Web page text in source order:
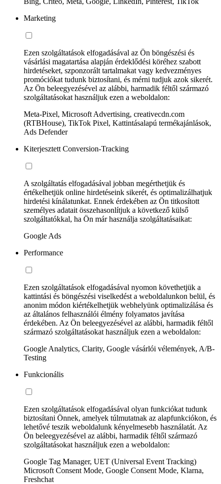
Marketing
Ezen szolgáltatások elfogadásával az Ön böngészési és
vásárlási magatartása alapján érdeklődési köréhez szabott
hirdetéseket, szponzorált tartalmakat vagy kedvezményes
promóciókat tudunk biztosítani, és mérni tudjuk azok sikerét.
Az Ön beleegyezésével az alábbi, harmadik féltől származó
szolgáltatásokat használjuk ezen a weboldalon:
Meta-Pixel, Microsoft Advertising, creativecdn.com
(RTBHouse), TikTok Pixel, Kattintásalapú termékajánlások,
Ads Defender
Kiterjesztett Conversion-Tracking
A szolgáltatás elfogadásával jobban megérthetjük és
értékelhetjük online hirdetéseink sikerét, és optimalizálhatjuk
hirdetési kínálatunkat. Ennek érdekében az Ön titkosított
személyes adatait összehasonlítjuk a következő külső
szolgáltatókkal, ha Ön már használja szolgáltatásaikat:
Google Ads
Performance
Ezen szolgáltatások elfogadásával nyomon követhetjük a
kattintási és böngészési viselkedést a weboldalunkon belül, és
anonim módon kiértékelhetjük webhelyünk optimalizálása és
az általános felhasználói élmény folyamatos javítása
érdekében. Az Ön beleegyezésével az alábbi, harmadik féltől
származó szolgáltatásokat használjuk ezen a weboldalon:
Google Analytics, Clarity, Google vásárlói vélemények, A/B-
Testing
Funkcionális
Ezen szolgáltatások elfogadásával olyan funkciókat tudunk
biztosítani Önnek, amelyek túlmutatnak az alapfunkciókon, és
lehetővé teszik weboldalunk kényelmesebb használatát. Az
Ön beleegyezésével az alábbi, harmadik féltől származó
szolgáltatásokat használjuk ezen a weboldalon:
Google Tag Manager, UET (Universal Event Tracking)
Microsoft Consent Mode, Google Consent Mode, Klarna,
Freshchat